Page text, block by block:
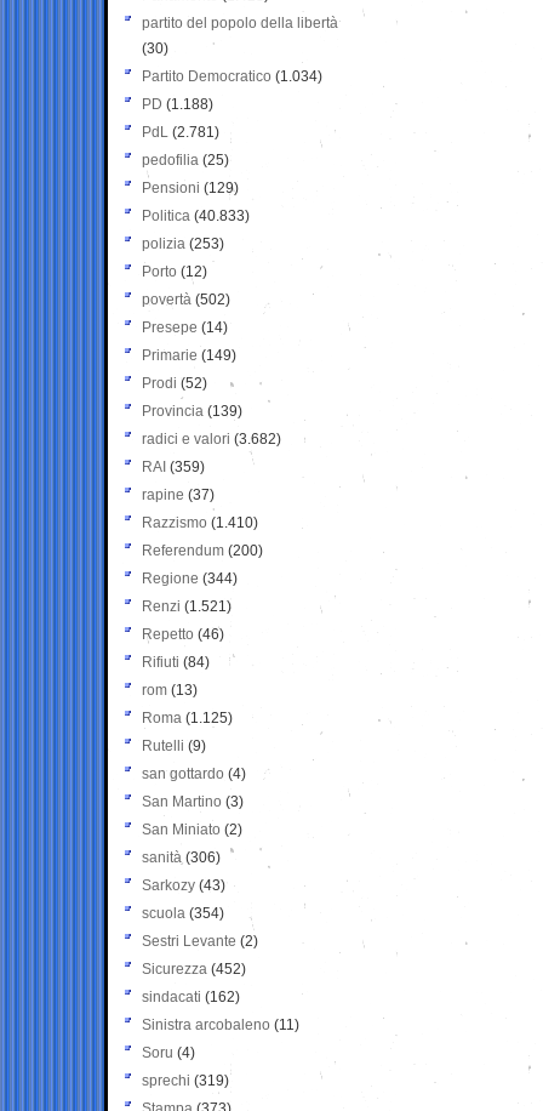
partito del popolo della libertà
(30)
Partito Democratico (1.034)
PD (1.188)
PdL (2.781)
pedofilia (25)
Pensioni (129)
Politica (40.833)
polizia (253)
Porto (12)
povertà (502)
Presepe (14)
Primarie (149)
Prodi (52)
Provincia (139)
radici e valori (3.682)
RAI (359)
rapine (37)
Razzismo (1.410)
Referendum (200)
Regione (344)
Renzi (1.521)
Repetto (46)
Rifiuti (84)
rom (13)
Roma (1.125)
Rutelli (9)
san gottardo (4)
San Martino (3)
San Miniato (2)
sanità (306)
Sarkozy (43)
scuola (354)
Sestri Levante (2)
Sicurezza (452)
sindacati (162)
Sinistra arcobaleno (11)
Soru (4)
sprechi (319)